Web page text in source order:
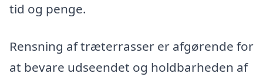
tid og penge.
Rensning af træterrasser er afgørende for
at bevare udseendet og holdbarheden af